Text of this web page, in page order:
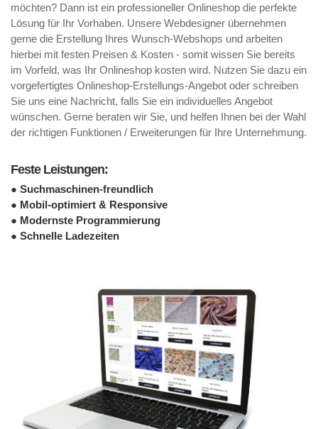
möchten? Dann ist ein professioneller Onlineshop die perfekte
Lösung für Ihr Vorhaben. Unsere Webdesigner übernehmen
gerne die Erstellung Ihres Wunsch-Webshops und arbeiten
hierbei mit festen Preisen & Kosten - somit wissen Sie bereits
im Vorfeld, was Ihr Onlineshop kosten wird. Nutzen Sie dazu ein
vorgefertigtes Onlineshop-Erstellungs-Angebot oder schreiben
Sie uns eine Nachricht, falls Sie ein individuelles Angebot
wünschen. Gerne beraten wir Sie, und helfen Ihnen bei der Wahl
der richtigen Funktionen / Erweiterungen für Ihre Unternehmung.
Feste Leistungen:
● Suchmaschinen-freundlich
● Mobil-optimiert & Responsive
● Modernste Programmierung
● Schnelle Ladezeiten